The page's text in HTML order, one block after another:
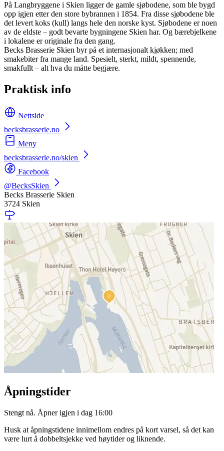
På Langbryggene i Skien ligger de gamle sjøbodene, som ble bygd
opp igjen etter den store bybrannen i 1854. Fra disse sjøbodene ble
det levert koks (kull) langs hele den norske kyst. Sjøbodene er noen
av de eldste – godt bevarte bygningene Skien har. Og bærebjelkene
i lokalene er originale fra den gang.
Becks Brasserie Skien byr på et internasjonalt kjøkken; med
smakebiter fra mange land. Spesielt, sterkt, mildt, spennende,
smakfullt – alt hva du måtte begjære.
Praktisk info
Nettside
becksbrasserie.no
Meny
becksbrasserie.no/skien
Facebook
@BecksSkien
Becks Brasserie Skien
3724 Skien
Åpningstider
Stengt nå. Åpner igjen i dag 16:00
Husk at åpningstidene innimellom endres på kort varsel, så det kan
være lurt å dobbeltsjekke ved høytider og liknende.